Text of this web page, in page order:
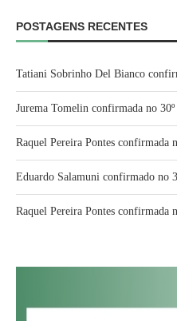
POSTAGENS RECENTES
Tatiani Sobrinho Del Bianco
Jurema Tomelin confirmada no
Raquel Pereira Pontes confirmada
Eduardo Salamuni confirmado no
Raquel Pereira Pontes confirmada